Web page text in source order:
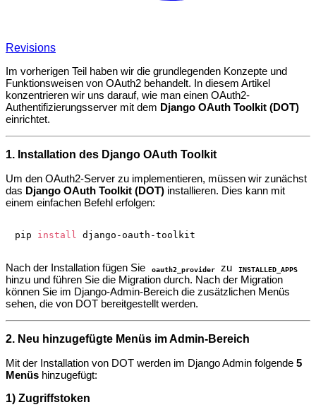
Revisions
Im vorherigen Teil haben wir die grundlegenden Konzepte und
Funktionsweisen von OAuth2 behandelt. In diesem Artikel
konzentrieren wir uns darauf, wie man einen OAuth2-
Authentifizierungsserver mit dem Django OAuth Toolkit (DOT)
einrichtet.
1. Installation des Django OAuth Toolkit
Um den OAuth2-Server zu implementieren, müssen wir zunächst
das Django OAuth Toolkit (DOT) installieren. Dies kann mit
einem einfachen Befehl erfolgen:
pip install django-oauth-toolkit
Nach der Installation fügen Sie oauth2_provider zu INSTALLED_APPS
hinzu und führen Sie die Migration durch. Nach der Migration
können Sie im Django-Admin-Bereich die zusätzlichen Menüs
sehen, die von DOT bereitgestellt werden.
2. Neu hinzugefügte Menüs im Admin-Bereich
Mit der Installation von DOT werden im Django Admin folgende 5
Menüs hinzugefügt:
1) Zugriffstoken